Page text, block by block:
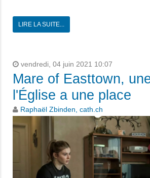
LIRE LA SUITE...
vendredi, 04 juin 2021 10:07
Mare of Easttown,
l'Église a une place
Raphaël Zbinden, cath.ch